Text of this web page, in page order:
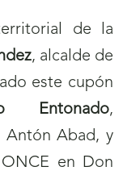
de la
, alcalde de
este cupón
Entonado,
Antón Abad, y
en Don